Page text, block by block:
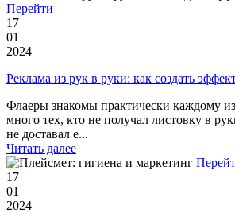
Перейти
17
01
2024
Реклама из рук в руки: как создать
Флаеры знакомы практически каждому
много тех, кто не получал листовку в
не доставал е...
Читать далее
17
01
2024